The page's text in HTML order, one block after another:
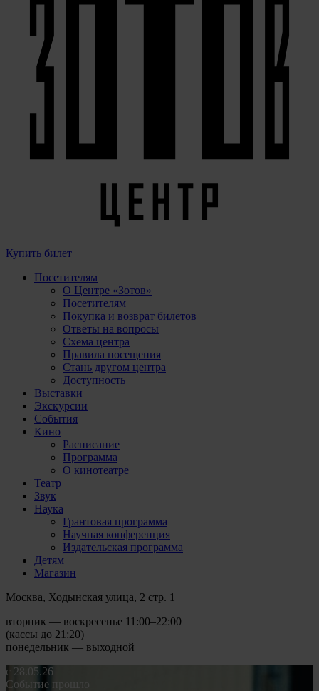
Купить билет
Посетителям
О Центре «Зотов»
Посетителям
Покупка и возврат билетов
Ответы на вопросы
Схема центра
Правила посещения
Стань другом центра
Доступность
Выставки
Экскурсии
События
Кино
Расписание
Программа
О кинотеатре
Театр
Звук
Наука
Грантовая программа
Научная конференция
Издательская программа
Детям
Магазин
Москва, Ходынская улица, 2 стр. 1
вторник — воскресенье 11:00–22:00
(кассы до 21:20)
понедельник — выходной
с 28.05.26
Событие прошло